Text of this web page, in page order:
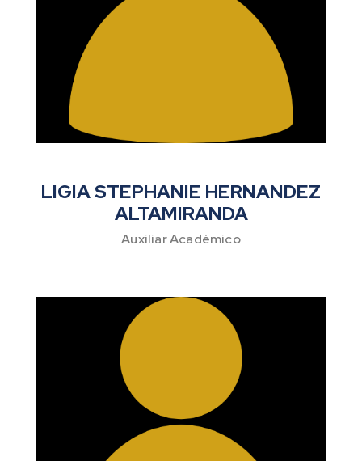
LIGIA STEPHANIE HERNANDEZ
ALTAMIRANDA
Auxiliar Académico